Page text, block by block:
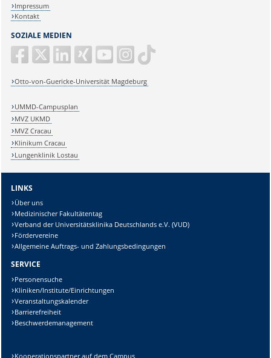
SOZIALE MEDIEN
Otto-von-Guericke-Universität Magdeburg
Impressum
Kontakt
UMMD-Campusplan
MVZ UKMD
MVZ Cracau
Klinikum Cracau
Lungenklinik Lostau
LINKS
Über uns
Medizinischer Fakultätentag
Verband der Universitätsklinika Deutschlands e.V. (VUD)
Fördervereine
Allgemeine Auftrags- und Zahlungsbedingungen
SERVICE
Personensuche
Kliniken/Institute/Einrichtungen
Veranstaltungskalender
Barrierefreiheit
Beschwerdemanagement
Kooperationspartner auf dem Campus